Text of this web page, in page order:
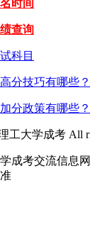
时间
查询
科目
分技巧有哪些？
分政策有哪些？
工大学成考 All
成考交流信息